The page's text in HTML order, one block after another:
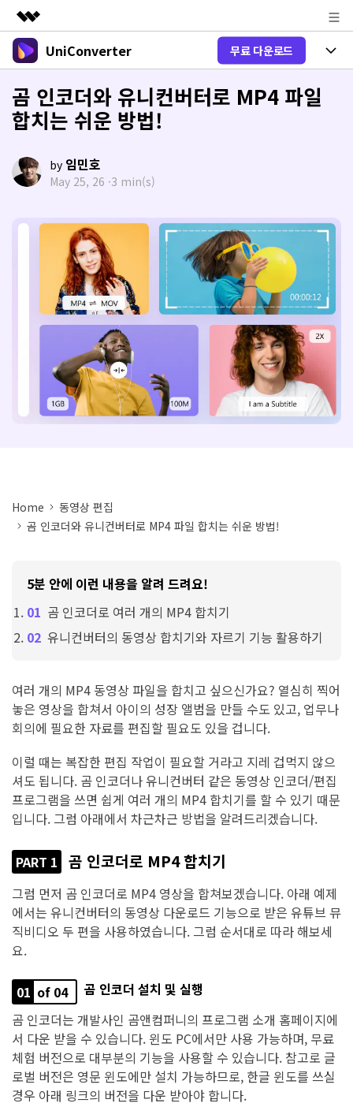
주요 제품
유틸리티
비즈니스
개요
회사 소개
뉴스룸
UniConverter 무료 다운로드
제품 선택
올인원 미디어 툴박스
유니컨버터-윈도우 버전
유니컨버터-맥 버전
제품 기능
음성/동영상을 텍스트로 빠르고 정확
동영상 변환
업그레이드된 뛰어난 지능형 변환 프로
그램을 경험해 보세요.
Hot
비디오/오디오
온라인 도구
온라인 오디오 편집기
온라인 영상 편집기
동영상 변환
Hot
온라인 영상 편집기
온라인 사진 편집기
DVD / CD 사용자
DVD 변환
New
크리에이티브 디자인
Hot
DVD / CD 사용자
카메라 사용자
무비 사용자
가이드
Wondershare UniConverter를 어떻게 사용하나요?
아래의 단계별 가이드를 알아보세요.
고객센터
UniConverter 사용에 필요한 모든 정보 및 문제 해결.
새로운 정보
UniConverter 각 버전의 최신 업데이트 정보를 알아보세요.
온라인으로 시작하기 로그인
search
곰 인코더와 유니컨버터로 MP4 파일
합치는 쉬운 방법!
by 임민호
May 25, 26 ·3 min(s)
Home
동영상 편집
곰 인코더와 유니컨버터로 MP4 파일 합치는 쉬운 방법!
5분 안에 이런 내용을 알려 드려요!
곰 인코더로 여러 개의 MP4 합치기
유니컨버터의 동영상 합치기와 자르기 기능 활용하기
여러 개의 MP4 동영상 파일을 합치고 싶으신가요? 열심히 찍어
놓은 영상을 합쳐서 아이의 성장 앨범을 만들 수도 있고, 업무나
회의에 필요한 자료를 편집할 필요도 있을 겁니다.
이럴 때는 복잡한 편집 작업이 필요할 거라고 지레 겁먹지 않으
셔도 됩니다. 곰 인코더나 유니컨버터 같은 동영상 인코더/편집
프로그램을 쓰면 쉽게 여러 개의 MP4 합치기를 할 수 있기 때문
입니다. 그럼 아래에서 차근차근 방법을 알려드리겠습니다.
PART 1 곰 인코더로 MP4 합치기
그럼 먼저 곰 인코더로 MP4 영상을 합쳐보겠습니다. 아래 예제
에서는 유니컨버터의 동영상 다운로드 기능으로 받은 유튜브 뮤
직비디오 두 편을 사용하였습니다. 그럼 순서대로 따라 해보세
요.
01 of 04
곰 인코더 설치 및 실행
곰 인코더는 개발사인 곰앤컴퍼니의 프로그램 소개 홈페이지에
서 다운 받을 수 있습니다. 윈도 PC에서만 사용 가능하며, 무료
체험 버전으로 대부분의 기능을 사용할 수 있습니다. 참고로 글
로벌 버전은 영문 윈도에만 설치 가능하므로, 한글 윈도를 쓰실
경우 아래 링크의 버전을 다운 받아야 합니다.